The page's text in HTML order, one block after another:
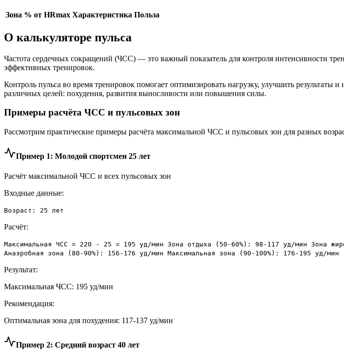
Зона % от HRmax Характеристика Польза
О калькуляторе пульса
Частота сердечных сокращений (ЧСС) — это важный показатель для контроля интенсивности
эффективных тренировок.
Контроль пульса во время тренировок помогает оптимизировать нагрузку, улучшить
различных целей: похудения, развития выносливости или повышения силы.
Примеры расчёта ЧСС и пульсовых зон
Рассмотрим практические примеры расчёта максимальной ЧСС и пульсовых зон для разных
Пример 1: Молодой спортсмен 25 лет
Расчёт максимальной ЧСС и всех пульсовых зон
Входные данные:
Возраст: 25 лет
Расчёт:
Максимальная ЧСС = 220 - 25 = 195 уд/мин Зона отдыха (50-60%): 98-117 уд/мин Зона
Анаэробная зона (80-90%): 156-176 уд/мин Максимальная зона (90-100%): 176-195 уд/мин
Результат:
Максимальная ЧСС: 195 уд/мин
Рекомендация:
Оптимальная зона для похудения: 117-137 уд/мин
Пример 2: Средний возраст 40 лет